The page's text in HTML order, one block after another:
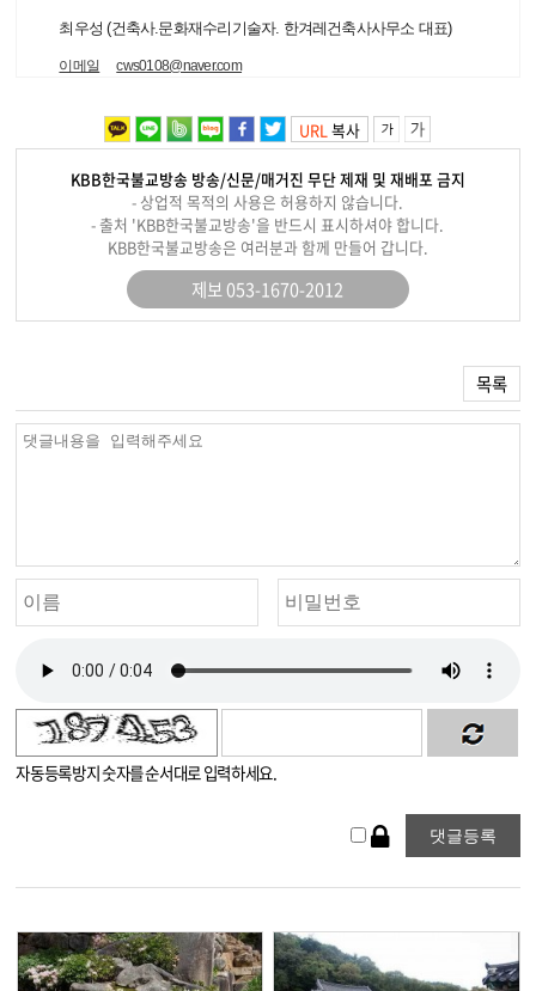
최우성 (건축사.문화재수리기술자. 한겨레건축사사무소 대표)
이메일 cws0108@naver.com
URL복사
KBB한국불교방송 방송/신문/매거진 무단 제재 및 재배포 금지
- 상업적 목적의 사용은 허용하지 않습니다.
- 출처 'KBB한국불교방송'을 반드시 표시하셔야 합니다.
KBB한국불교방송은 여러분과 함께 만들어 갑니다.
제보 053-1670-2012
목록
자동등록방지 숫자를 순서대로 입력하세요.